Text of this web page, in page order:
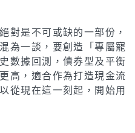
對是不可或缺的一部份，
為一談，要創造「專屬寵
數據回測，債券型及平衡
高，適合作為打造現金流
從現在這一刻起，開始用